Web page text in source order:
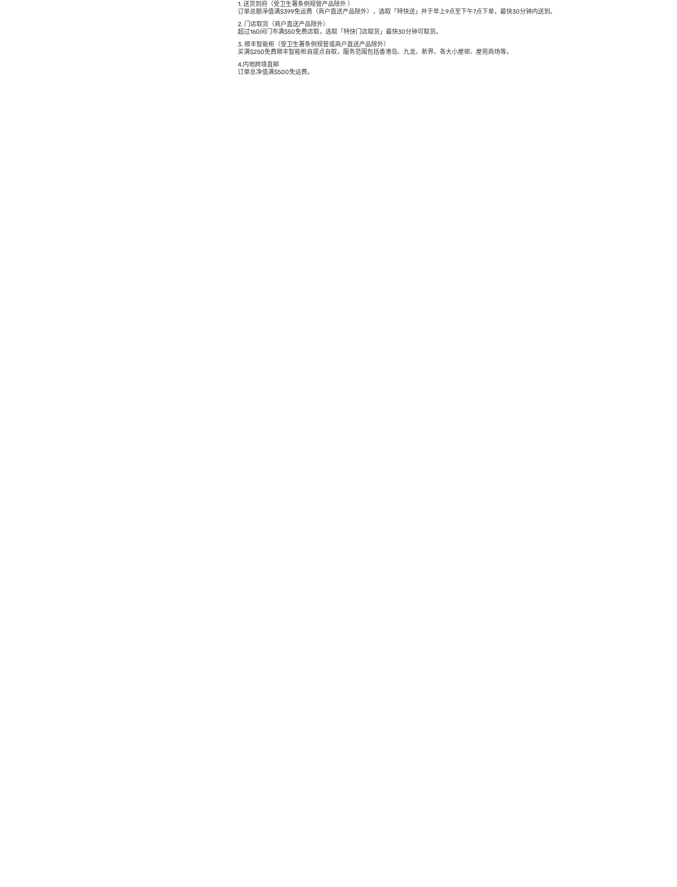
1. 送货到府（受卫生署条例规管产品除外 ）
订单总额淨值满$399免运费（商户直送产品除外），选取「特快送」并于早上9点至下午7点下单，最快30分钟内送到​。
2. 门店取货（商户直送产品除外）
超过160间门市满$50免费店取，选取「特快门店取货」最快30分钟可取货。
3. 顺丰智能柜（受卫生署条例规管或商户直送产品除外）
买满$250免费顺丰智能柜自提点自取，服务范围包括香港岛、九龙、新界、各大小屋邨、屋苑商场等。
4.内地跨境直邮
订单总净值满$500免运费。